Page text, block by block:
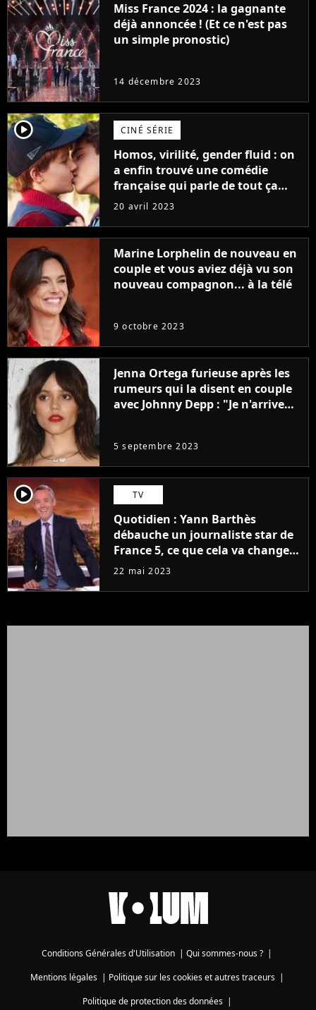
Miss France 2024 : la gagnante
déjà annoncée ! (Et ce n'est pas
un simple pronostic)
14 décembre 2023
player2 CINÉ SÉRIE
Homos, virilité, gender fluid : on
a enfin trouvé une comédie
française qui parle de tout ça
sans être super ringarde
20 avril 2023
Marine Lorphelin de nouveau en
couple et vous aviez déjà vu son
nouveau compagnon... à la télé
9 octobre 2023
Jenna Ortega furieuse après les
rumeurs qui la disent en couple
avec Johnny Depp : "Je n'arrive
5 septembre 2023
player2 TV
Quotidien : Yann Barthès
débauche un journaliste star de
France 5, ce que cela va changer
à la rentrée
22 mai 2023
Conditions Générales d'Utilisation | Qui sommes-nous ? |
Mentions légales| Politique sur les cookies et autres traceurs|
Politique de protection des données|